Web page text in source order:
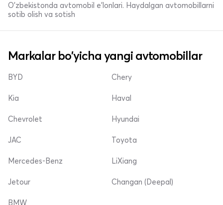
O'zbekistonda avtomobil e’lonlari. Haydalgan avtomobillarni
sotib olish va sotish
Markalar bo'yicha yangi avtomobillar
BYD
Kia
Chevrolet
Chery
Haval
Hyundai
JAC
Mercedes-Benz
Jetour
Toyota
LiXiang
Changan (Deepal)
BMW